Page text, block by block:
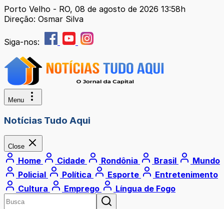
Porto Velho - RO, 08 de agosto de 2026 13:58h
Direção: Osmar Silva
Siga-nos:
Menu
Notícias Tudo Aqui
Close
Home Cidade Rondônia Brasil
Mundo
Policial
Política Esporte
Entretenimento
Cultura
Emprego Língua de Fogo